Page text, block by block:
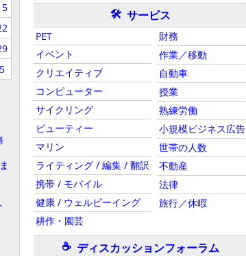
5
🛠 サービス
PET
イベント
クリエイティブ
コンピューター
サイクリング
ビューティー
マリン
ライティング / 編集 / 翻訳
携帯 / モバイル
健康 / ウェルビーイング
耕作・園芸
財務
作業／移動
自動車
授業
熟練労働
小規模ビジネス広告
世帯の人数
不動産
法律
旅行／休暇
☕ ディスカッションフォーラム